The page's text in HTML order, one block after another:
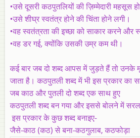
•उसे दूसरी कठपुतलियों की ज़िम्मेदारी महसूस
•उसे शीघ्र स्वतंत्र होने की चिंता होने लगी।
•वह स्वतंत्रता की इच्छा को साकार करने और
•वह डर गई, क्योंकि उसकी उम्र कम थी।
कई बार जब दो शब्द आपस में जुड़ते हैं तो उनके
जाता है। कठपुतली शब्द में भी इस प्रकार का
जबकाठऔरपुतलीदो शब्द एक साथ हुए
कठपुतलीशब्द बन गया और इससे बोलने में
इस प्रकार के कुछ शब्द बनाइए-
जैसे-काठ (कठ) से बना-कठगुलाब, कठफोड़ा